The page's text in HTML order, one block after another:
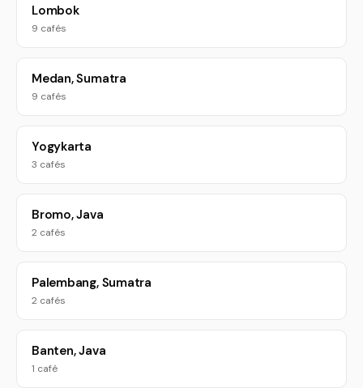
Lombok
9 cafés
Medan, Sumatra
9 cafés
Yogykarta
3 cafés
Bromo, Java
2 cafés
Palembang, Sumatra
2 cafés
Banten, Java
1 café